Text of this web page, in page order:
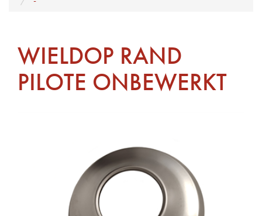
WIELDOP RAND
PILOTE ONBEWERKT